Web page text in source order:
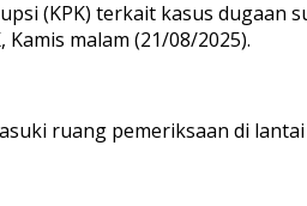
(KPK) terkait kasus dugaan
malam (21/08/2025).
ruang pemeriksaan di lantai